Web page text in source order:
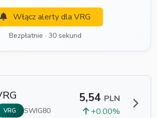
Włącz alerty dla VRG
Bezpłatnie · 30 sekund
VRG SWIG80
5,54 PLN
+0.00%